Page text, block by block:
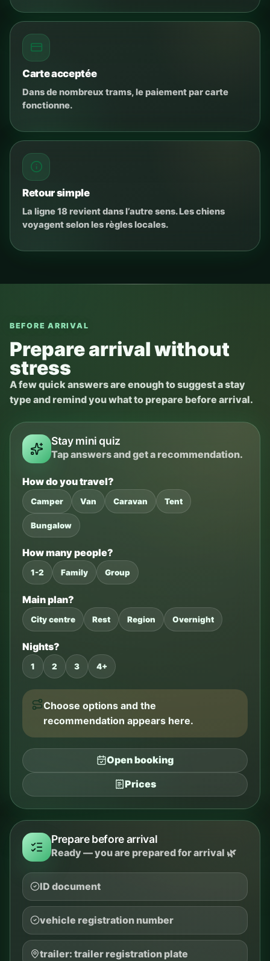
Carte acceptée
Dans de nombreux trams, le paiement par carte
fonctionne.
Retour simple
La ligne 18 revient dans l’autre sens. Les chiens
voyagent selon les règles locales.
BEFORE ARRIVAL
Prepare arrival without
stress
A few quick answers are enough to suggest a stay
type and remind you what to prepare before arrival.
Stay mini quiz
Tap answers and get a recommendation.
How do you travel?
Camper Van Caravan Tent
Bungalow
How many people?
1-2 Family Group
Main plan?
City centre Rest Region Overnight
Nights?
1 2 3 4+
Choose options and the
recommendation appears here.
Open booking
Prices
Prepare before arrival
Ready — you are prepared for arrival 🌿
ID document
vehicle registration number
trailer: trailer registration plate